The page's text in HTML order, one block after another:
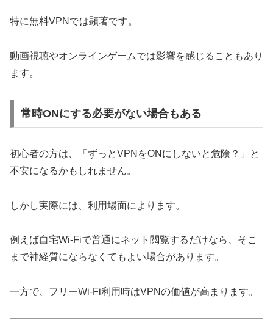
特に無料VPNでは顕著です。
動画視聴やオンラインゲームでは影響を感じることもあり
ます。
常時ONにする必要がない場合もある
初心者の方は、「ずっとVPNをONにしないと危険？」と
不安になるかもしれません。
しかし実際には、利用場面によります。
例えば自宅Wi-Fiで普通にネット閲覧するだけなら、そこ
まで神経質にならなくてもよい場合があります。
一方で、フリーWi-Fi利用時はVPNの価値が高まります。